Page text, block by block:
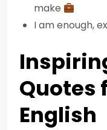
make
I am enough,
Quotes
English